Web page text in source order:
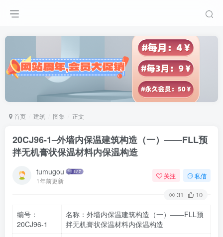
首页 建筑 图集 正文
20CJ96-1–外墙内保温建筑构造（一）——FLL预
拌无机膏状保温材料内保温构造
tumugou
1年前更新
关注 私信
31 10
编号：
20CJ96-1
名称：外墙内保温建筑构造（一）——FLL预
拌无机膏状保温材料内保温构造